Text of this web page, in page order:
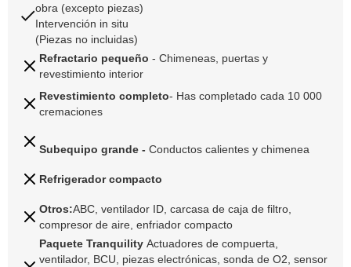
obra (excepto piezas)
Intervención in situ
(Piezas no incluidas)
Refractario pequeño - Chimeneas, puertas y
revestimiento interior
Revestimiento completo- Has completado cada 10 000
cremaciones
Subequipo grande - Conductos calientes y chimenea
Refrigerador compacto
Otros:ABC, ventilador ID, carcasa de caja de filtro,
compresor de aire, enfriador compacto
Paquete Tranquility Actuadores de compuerta,
ventilador, BCU, piezas electrónicas, sonda de O2, sensor